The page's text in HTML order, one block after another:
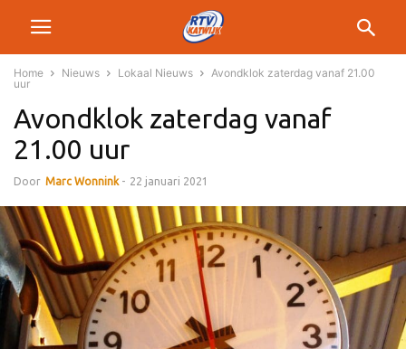
Home Nieuws Lokaal Nieuws
Avondklok zaterdag vanaf 21.00
uur
Avondklok zaterdag vanaf
21.00 uur
Door Marc Wonnink - 22 januari 2021